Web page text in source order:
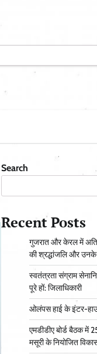
Search
Recent Posts
गुजरात और केरल में
की श्रद्धांजलि और उनके
स्वतंत्रता संग्राम
पूरे हों: जिलाधिकारी
ओलंपस हाई के इंटर-
एमडीडीए बोर्ड बैठक में
मसूरी के नियोजित